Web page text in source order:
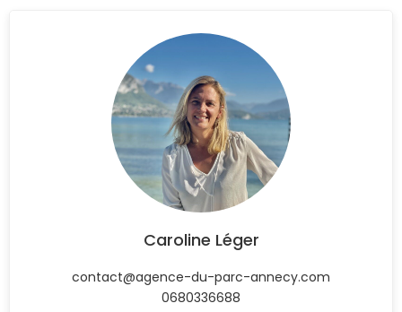
Caroline Léger
contact@agence-du-parc-annecy.com
0680336688